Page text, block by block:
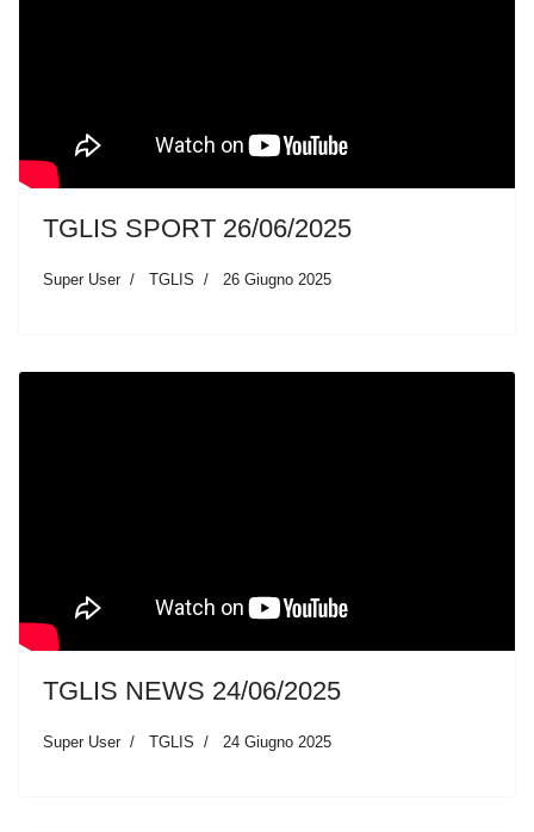
TGLIS SPORT 26/06/2025
Super User TGLIS 26 Giugno 2025
TGLIS NEWS 24/06/2025
Super User TGLIS 24 Giugno 2025